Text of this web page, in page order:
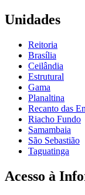
Unidades
Reitoria
Brasília
Ceilândia
Estrutural
Gama
Planaltina
Recanto das
Riacho Fundo
Samambaia
São Sebastião
Taguatinga
Acesso à